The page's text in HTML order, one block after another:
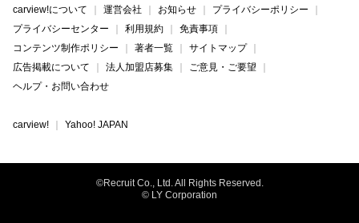
carview!について 運営会社 お知らせ
プライバシーポリシー
プライバシーセンター
利用規約
免責事項
コンテンツ制作ポリシー
著者一覧
サイトマップ
広告掲載について
法人加盟店募集
ご意見・ご要望
ヘルプ・お問い合わせ
carview! Yahoo! JAPAN
©Recruit Co., Ltd. All Rights Reserved.
© LY Corporation